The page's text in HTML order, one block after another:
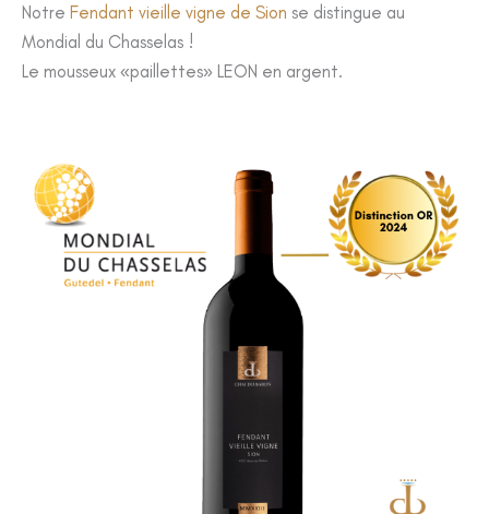
Notre Fendant vieille vigne de Sion se distingue au
Mondial du Chasselas !
Le mousseux «paillettes» LEON en argent.